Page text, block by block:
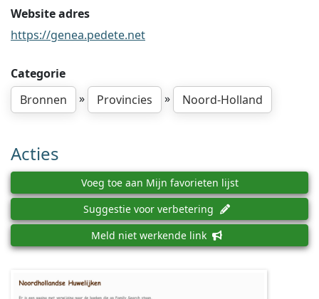
Website adres
https://genea.pedete.net
Categorie
Bronnen
» Provincies » Noord-Holland
Acties
Voeg toe aan Mijn favorieten lijst
Suggestie voor verbetering
Meld niet werkende link